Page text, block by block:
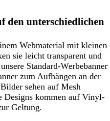
den unterschiedlichen
Webmaterial mit kleinen
sie leicht transparent und
Standard-Werbebanner
zum Aufhängen an der
sehen auf Mesh
Designs kommen auf Vinyl-
Geltung.